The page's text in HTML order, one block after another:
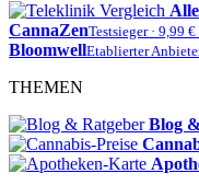
CannaZenTestsieger · 9,99 €
BloomwellEtablierter
THEMEN
Blog